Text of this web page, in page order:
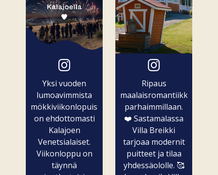
Yksi vuoden
lumoavimmista
mökkiviikonlopuista
on ehdottomasti
Kalajoen
Venetsialaiset.
Viikonloppu on
täynnä
Ripaus
maalaisromantiikkaa
parhaimmillaan.
❤️ Sastamalassa
Villa Breikki
tarjoaa modernit
puitteet ja tilaa
yhdessäololle. 🥰